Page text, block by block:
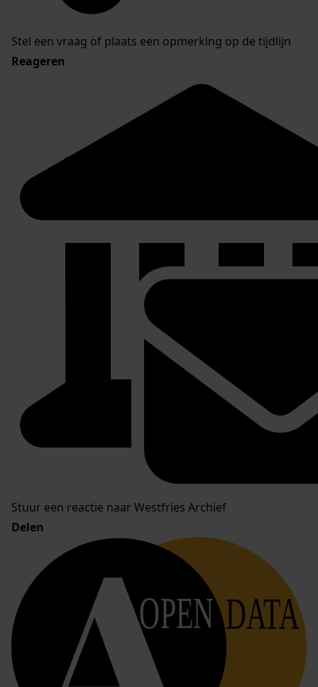
Stel een vraag of plaats een opmerking op de tijdlijn
Reageren
Stuur een reactie naar Westfries Archief
Delen
OPEN DATA